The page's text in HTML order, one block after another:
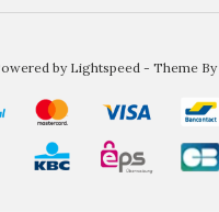
by Lightspeed - Theme By